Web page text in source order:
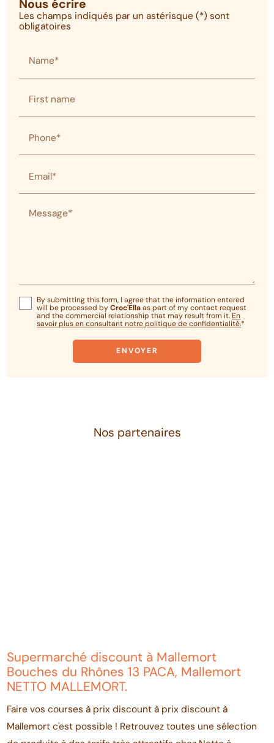
Nous écrire
Les champs indiqués par un astérisque (*) sont
obligatoires
Name*
First name
Phone*
Email*
Message*
By submitting this form, I agree that the information entered
will be processed byCroc'Ella as part of my contact request
and the commercial relationship that may result from it. En
savoir plus en consultant notre politique de confidentialité.*
Nos partenaires
Supermarché discount à Mallemort
Bouches du Rhônes 13 PACA, Mallemort
NETTO MALLEMORT.
Faire vos courses à prix discount à prix discount à
Mallemort c'est possible ! Retrouvez toutes une sélection